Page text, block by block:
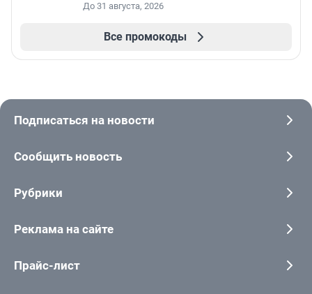
До 31 августа, 2026
Все промокоды
Подписаться на новости
Сообщить новость
Рубрики
Реклама на сайте
Прайс-лист